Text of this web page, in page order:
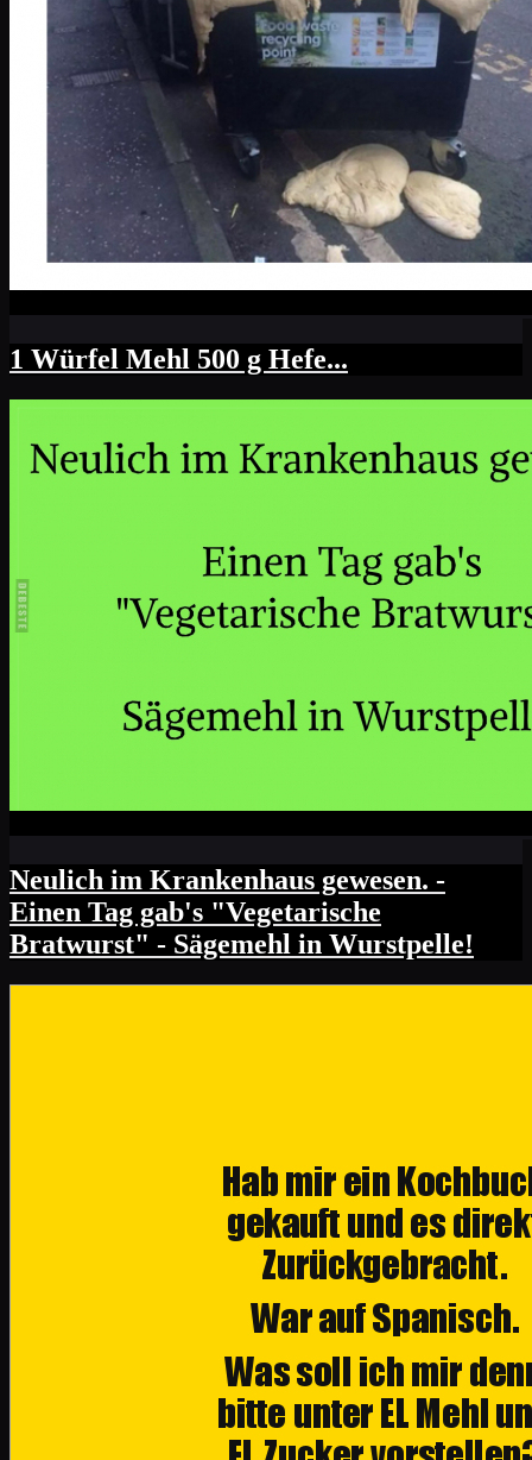
1 Würfel Mehl 500 g Hefe...
Neulich im Krankenhaus gewesen. -
Einen Tag gab's "Vegetarische
Bratwurst" - Sägemehl in Wurstpelle!